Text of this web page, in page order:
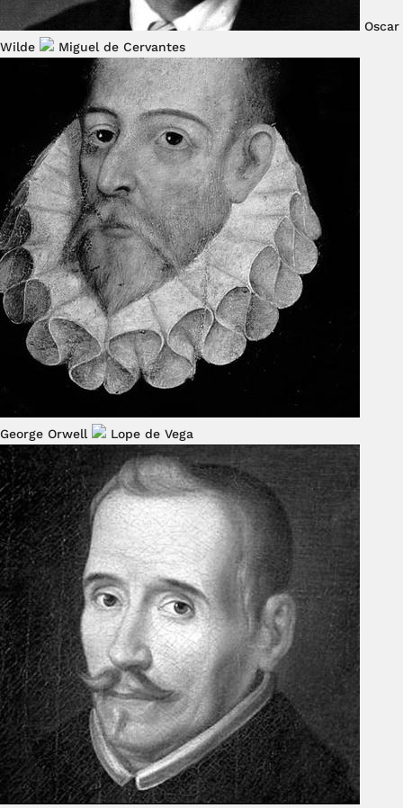
Oscar
Wilde
Miguel de Cervantes
George Orwell Lope de Vega